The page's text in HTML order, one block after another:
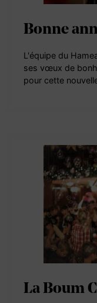
Bonne
L'équipe du
ses vœux de
pour cette
La Boum